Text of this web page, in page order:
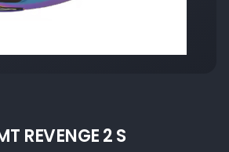
REVENGE 2 S